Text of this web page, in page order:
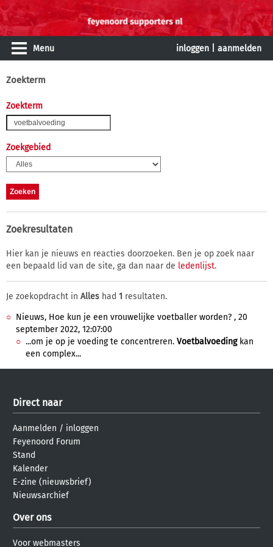
Menu inloggen aanmelden
Zoekterm
Zoekterm
Zoekgebied
Zoekresultaten
Hier kan je nieuws en reacties doorzoeken. Ben je op zoek naar
een bepaald lid van de site, ga dan naar de ledenlijst.
Je zoekopdracht in Alles had 1 resultaten.
Nieuws, Hoe kun je een vrouwelijke voetballer worden? , 20
september 2022, 12:07:00
...om je op je voeding te concentreren. Voetbalvoedingkan
een complex...
Direct naar
Aanmelden / inloggen
Feyenoord Forum
Stand
Kalender
E-zine (nieuwsbrief)
Nieuwsarchief
Over ons
Voor webmasters